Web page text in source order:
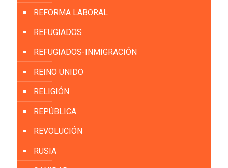
REFORMA LABORAL
REFUGIADOS
REFUGIADOS-INMIGRACIÓN
REINO UNIDO
RELIGIÓN
REPÚBLICA
REVOLUCIÓN
RUSIA